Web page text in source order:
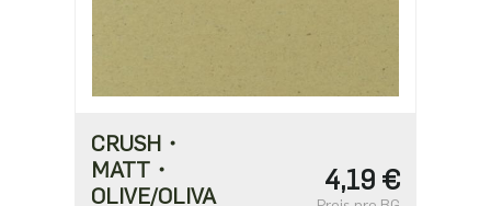
CRUSH・
MATT・
OLIVE/OLIVA
4,19 €